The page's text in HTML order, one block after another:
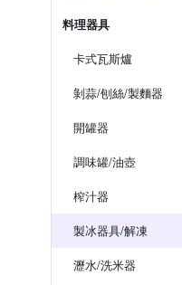
料理器具
卡式瓦斯爐
剝蒜/刨絲/製麵器
開罐器
調味罐/油壺
榨汁器
製冰器具/解凍
瀝水/洗米器